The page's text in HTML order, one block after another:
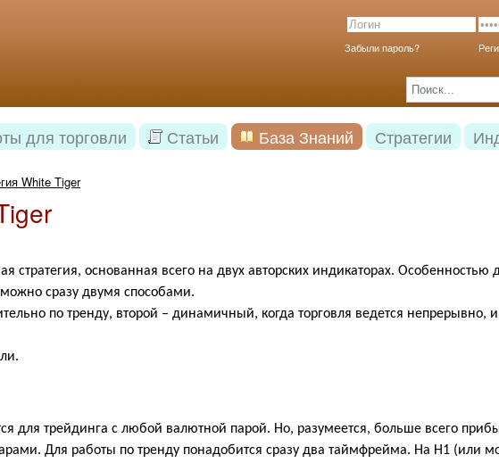
Забыли пароль?
для торговли Статьи База Знаний Стратегии
White Tiger
стратегия, основанная всего на двух авторских индикаторах.
можно сразу двумя способами.
по тренду, второй – динамичный, когда торговля ведется непрерывно,
для трейдинга с любой валютной парой. Но, разумеется, больше всего
Для работы по тренду понадобится сразу два таймфрейма. На Н1 (или